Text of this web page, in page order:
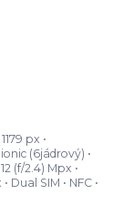
px •
(6jádrový) •
(f/2.4) Mpx •
SIM • NFC •